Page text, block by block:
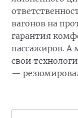
вагонов на
гарантия
пассажиров. А
свои
—